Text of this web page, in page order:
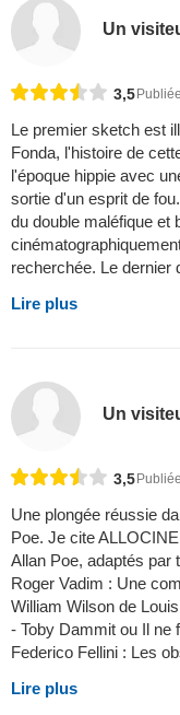
Un
3,5
Le premier sketch est
Fonda, l'histoire de
l'époque hippie avec
sortie d'un esprit de
du double maléfique et
recherchée. Le dernier
Lire plus
Un
3,5
Une plongée réussie
Poe. Je cite
Allan Poe, adaptés par
Roger Vadim : Une
William Wilson de
- Toby Dammit ou Il ne
Federico Fellini : Les
Lire plus